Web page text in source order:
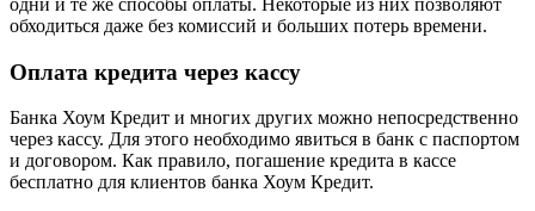
обходиться даже без комиссий и больших потерь времени.
Оплата кредита через кассу
Банка Хоум Кредит и многих других можно непосредственно
через кассу. Для этого необходимо явиться в банк с паспортом
и договором. Как правило, погашение кредита в кассе
бесплатно для клиентов банка Хоум Кредит.